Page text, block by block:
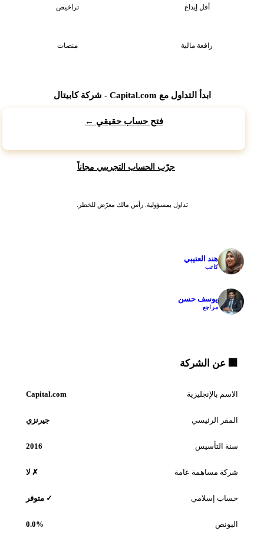
أقل إيداع تراخيص
رافعة مالية منصات
ابدأ التداول مع Capital.com - شركة كابيتال
فتح حساب حقيقي ←
جرّب الحساب التجريبي مجاناً
تداول بمسؤولية. رأس مالك معرّض للخطر.
هند العتيبي
كاتب
يوسف حسن
مراجع
🏢 عن الشركة
الاسم بالإنجليزية Capital.com
المقر الرئيسي جيرنزي
سنة التأسيس 2016
شركة مساهمة عامة ✗ لا
حساب إسلامي ✓ متوفر
البونص 0.0%